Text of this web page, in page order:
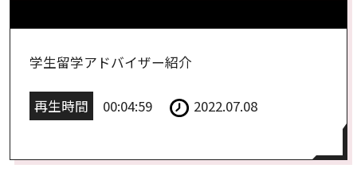
学生留学アドバイザー紹介
再生時間 00:04:59 2022.07.08